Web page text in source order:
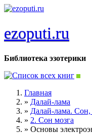
Перейти к основному
ezoputi.ru
Библиотека эзотерики
Вы здесь
Главная
» Далай-лама
» Далай-лама. Сон,
» 2. Сон мозга
» Основы